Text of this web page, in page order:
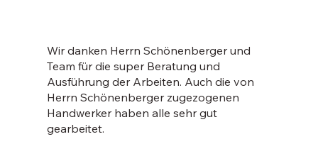
Wir danken Herrn Schönenberger und
Team für die super Beratung und
Ausführung der Arbeiten. Auch die von
Herrn Schönenberger zugezogenen
Handwerker haben alle sehr gut
gearbeitet.